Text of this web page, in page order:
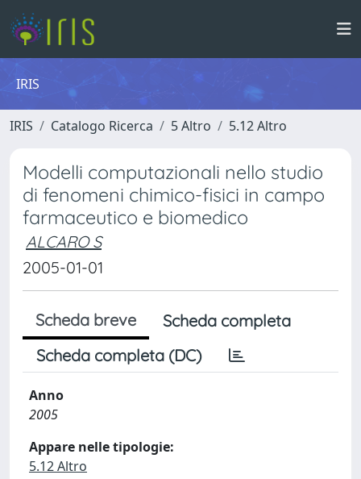
IRIS
IRIS Catalogo Ricerca 5 Altro 5.12 Altro
Modelli computazionali nello studio
di fenomeni chimico-fisici in campo
farmaceutico e biomedico
ALCARO S
2005-01-01
Scheda breve
Scheda completa
Scheda completa (DC)
Anno
2005
Appare nelle tipologie:
5.12 Altro